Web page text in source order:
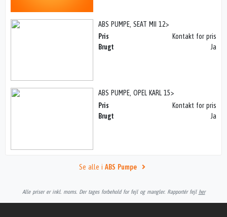
ABS PUMPE, SEAT MII 12>
Pris
Kontakt for pris
Brugt
Ja
ABS PUMPE, OPEL KARL 15>
Pris
Kontakt for pris
Brugt
Ja
Se alle iABS Pumpe
Alle priser er inkl. moms. Der tages forbehold for fejl og mangler. Rapportér fejl her